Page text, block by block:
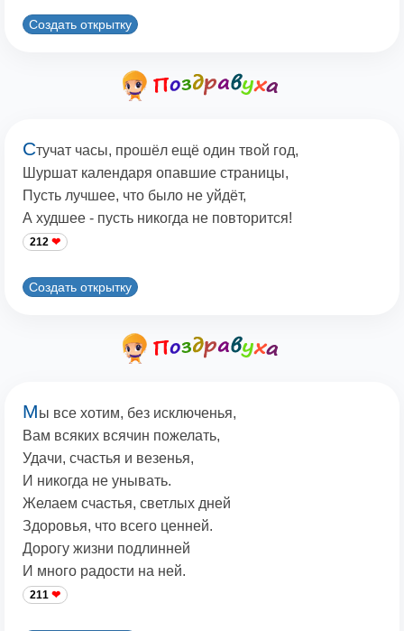
Создать открытку
Стучат часы, прошёл ещё один твой год,
Шуршат календаря опавшие страницы,
Пусть лучшее, что было не уйдёт,
А худшее - пусть никогда не повторится!
212
Создать открытку
Мы все хотим, без исключенья,
Вам всяких всячин пожелать,
Удачи, счастья и везенья,
И никогда не унывать.
Желаем счастья, светлых дней
Здоровья, что всего ценней.
Дорогу жизни подлинней
И много радости на ней.
211